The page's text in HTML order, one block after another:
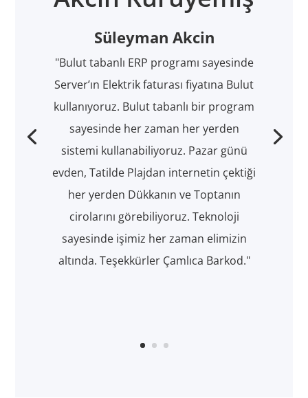
Süleyman Akcin
"Bulut tabanlı ERP programı sayesinde
Server’ın Elektrik faturası fiyatına Bulut
kullanıyoruz. Bulut tabanlı bir program
sayesinde her zaman her yerden
sistemi kullanabiliyoruz. Pazar günü
evden, Tatilde Plajdan internetin çektiği
her yerden Dükkanın ve Toptanın
cirolarını görebiliyoruz. Teknoloji
sayesinde işimiz her zaman elimizin
altında. Teşekkürler Çamlıca Barkod."